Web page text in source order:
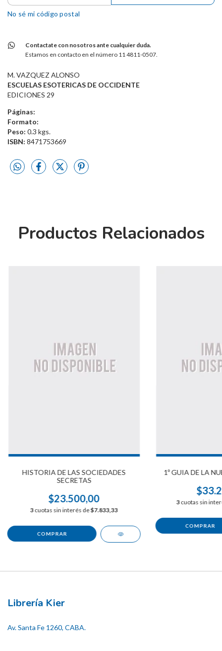
No sé mi código postal
Contactate con nosotros ante cualquier duda.
Estamos en contacto en el número 11 4811-0507.
M. VAZQUEZ ALONSO
ESCUELAS ESOTERICAS DE OCCIDENTE
EDICIONES 29
Páginas:
Formato:
Peso: 0.3 kgs.
ISBN: 8471753669
Productos Relacionados
HISTORIA DE LAS SOCIEDADES
SECRETAS
$23.500,00
3cuotas sin interés de$7.833,33
1º GUIA DE LA
3cuotas sin
Librería Kier
Av. Santa Fe 1260, CABA.